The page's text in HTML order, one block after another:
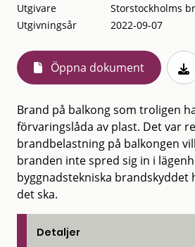
Utgivare
Storstockholms
Utgivningsår
2022-09-07
Öppna dokument
Brand på balkong som troligen
förvaringslåda av plast. Det var
brandbelastning på balkongen
branden inte spred sig in i
byggnadstekniska brandskyddet
det ska.
Detaljer